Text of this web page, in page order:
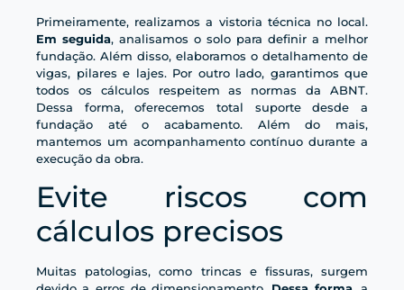
Primeiramente, realizamos a vistoria técnica no local.
Em seguida, analisamos o solo para definir a melhor
fundação. Além disso, elaboramos o detalhamento de
vigas, pilares e lajes. Por outro lado, garantimos que
todos os cálculos respeitem as normas da ABNT.
Dessa forma, oferecemos total suporte desde a
fundação até o acabamento. Além do mais,
mantemos um acompanhamento contínuo durante a
execução da obra.
Evite riscos com
cálculos precisos
Muitas patologias, como trincas e fissuras, surgem